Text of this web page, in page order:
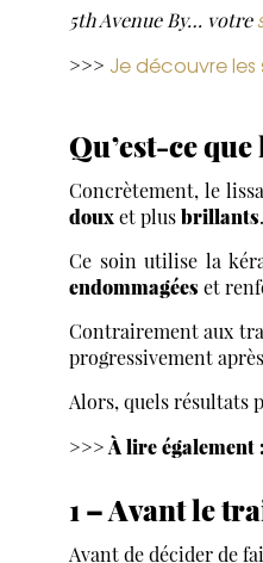
5th Avenue By… votre
>>> Je découvre les
Qu’est-ce
Concrètement, le
douxet plusbrillants.
Ce soin utilise la
endommagées et
Contrairement aux
progressivement après
Alors, quels résultats
>>> À lire également :
1 – Avant le
Avant de décider de